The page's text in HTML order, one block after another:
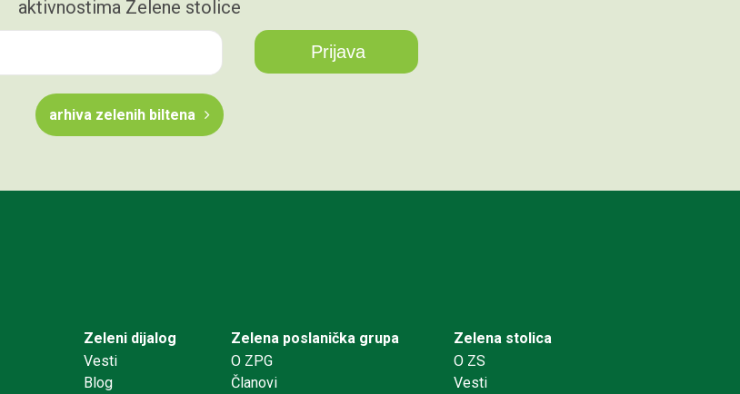
aktivnostima Zelene stolice
arhiva zelenih biltena
Zeleni dijalog
Vesti
Blog
Zelena poslanička grupa
O ZPG
Članovi
Zelena stolica
O ZS
Vesti